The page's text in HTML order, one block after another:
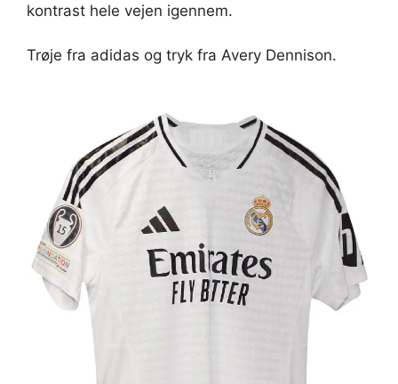
kontrast hele vejen igennem.
Trøje fra adidas og tryk fra Avery Dennison.